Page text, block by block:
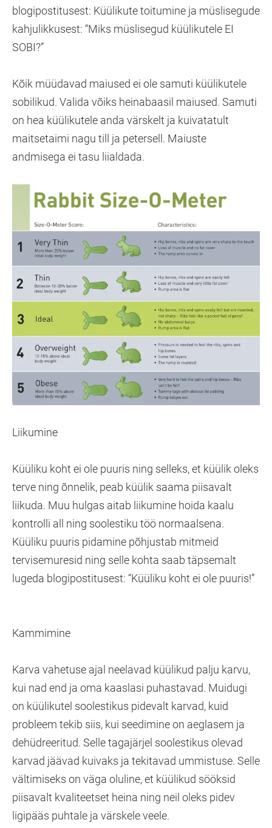
blogipostitusest: Küülikute toitumine ja müslisegude
kahjulikkusest: “Miks müslisegud küülikutele EI
SOBI?”
Kõik müüdavad maiused ei ole samuti küülikutele
sobilikud. Valida võiks heinabaasil maiused. Samuti
on hea küülikutele anda värskelt ja kuivatatult
maitsetaimi nagu till ja petersell. Maiuste
andmisega ei tasu liialdada.
Liikumine
Küüliku koht ei ole puuris ning selleks, et küülik oleks
terve ning õnnelik, peab küülik saama piisavalt
liikuda. Muu hulgas aitab liikumine hoida kaalu
kontrolli all ning soolestiku töö normaalsena.
Küüliku puuris pidamine põhjustab mitmeid
tervisemuresid ning selle kohta saab täpsemalt
lugeda blogipostitusest: “Küüliku koht ei ole puuris!”
Kammimine
Karva vahetuse ajal neelavad küülikud palju karvu,
kui nad end ja oma kaaslasi puhastavad. Muidugi
on küülikutel soolestikus pidevalt karvad, kuid
probleem tekib siis, kui seedimine on aeglasem ja
dehüdreeritud. Selle tagajärjel soolestikus olevad
karvad jäävad kuivaks ja tekitavad ummistuse. Selle
vältimiseks on väga oluline, et küülikud sööksid
piisavalt kvaliteetset heina ning neil oleks pidev
ligipääs puhtale ja värskele veele.